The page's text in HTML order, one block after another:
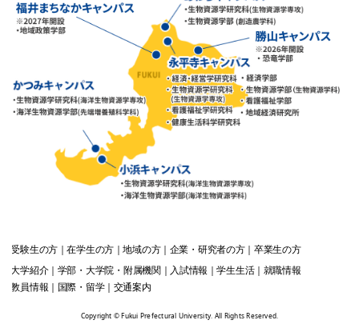
受験生の方 在学生の方 地域の方 企業・研究者の方 卒業生の方
大学紹介
学部・大学院・附属機関 入試情報 学生生活
就職情報
教員情報
国際・留学 交通案内
Copyright © Fukui Prefectural University. All Rights Reserved.